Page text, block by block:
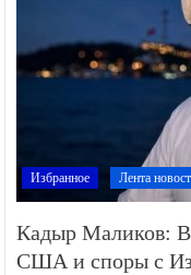
Избранное Лента
Кадыр Маликов:
США и споры с